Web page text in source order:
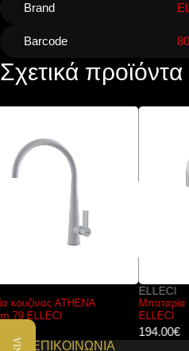
Brand
Barcode
Σχετικά προϊόντα
Μπαταρία κουζίνας ATHENA Cromato
ELLECI
€
ΕΠΙΚΟΙΝΩΝΙΑ